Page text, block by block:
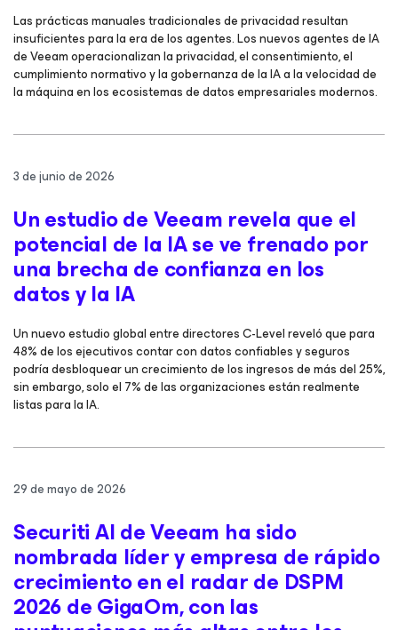
Las prácticas manuales tradicionales de privacidad resultan
insuficientes para la era de los agentes. Los nuevos agentes de IA
de Veeam operacionalizan la privacidad, el consentimiento, el
cumplimiento normativo y la gobernanza de la IA a la velocidad de
la máquina en los ecosistemas de datos empresariales modernos.
3 de junio de 2026
Un estudio de Veeam revela que el
potencial de la IA se ve frenado por
una brecha de confianza en los
datos y la IA
Un nuevo estudio global entre directores C-Level reveló que para
48% de los ejecutivos contar con datos confiables y seguros
podría desbloquear un crecimiento de los ingresos de más del 25%,
sin embargo, solo el 7% de las organizaciones están realmente
listas para la IA.
29 de mayo de 2026
Securiti AI de Veeam ha sido
nombrada líder y empresa de rápido
crecimiento en el radar de DSPM
2026 de GigaOm, con las